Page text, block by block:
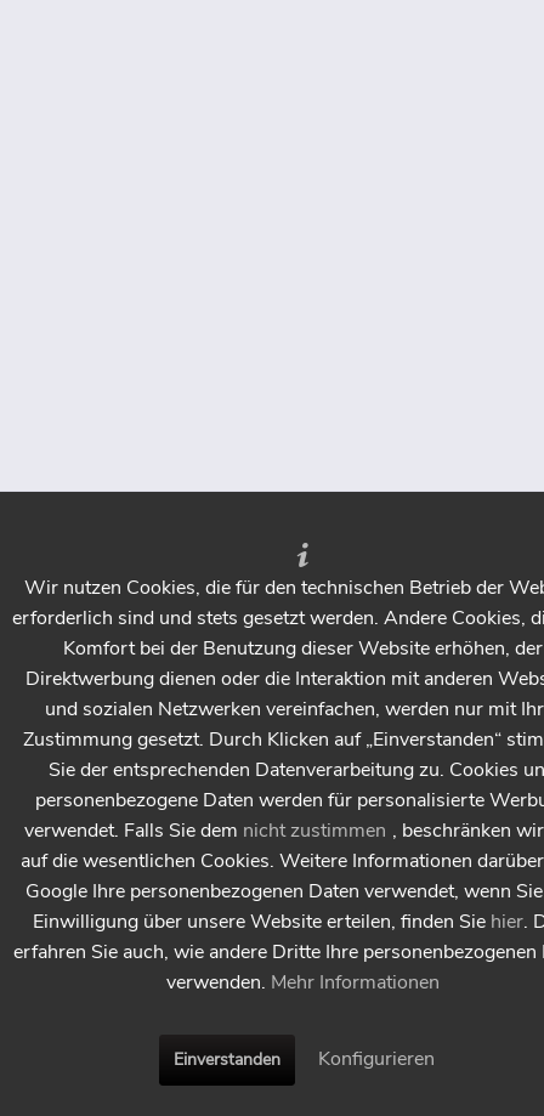
Wir nutzen Cookies, die für den technischen Betrieb der
erforderlich sind und stets gesetzt werden. Andere Cookies,
Komfort bei der Benutzung dieser Website erhöhen, der
Direktwerbung dienen oder die Interaktion mit anderen
und sozialen Netzwerken vereinfachen, werden nur mit
Zustimmung gesetzt. Durch Klicken auf „Einverstanden“
Sie der entsprechenden Datenverarbeitung zu. Cookies
personenbezogene Daten werden für personalisierte
verwendet. Falls Sie dem nicht zustimmen , beschränken
auf die wesentlichen Cookies. Weitere Informationen
Google Ihre personenbezogenen Daten verwendet, wenn
Einwilligung über unsere Website erteilen, finden Sie hier.
erfahren Sie auch, wie andere Dritte Ihre personenbezogenen
verwenden. Mehr Informationen
Einverstanden Konfigurieren